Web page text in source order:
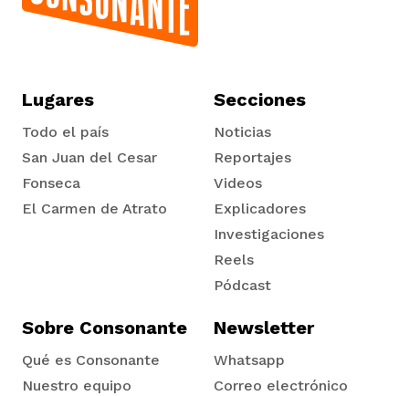
Lugares
Todo el país
San Juan del Cesar
Fonseca
El Carmen de Atrato
Secciones
Noticias
Reportajes
Videos
Explicadores
Investigaciones
Reels
Pódcast
Sobre Consonante
Qué es Consonante
Nuestro equipo
Newsletter
Whatsapp
Correo electrónico